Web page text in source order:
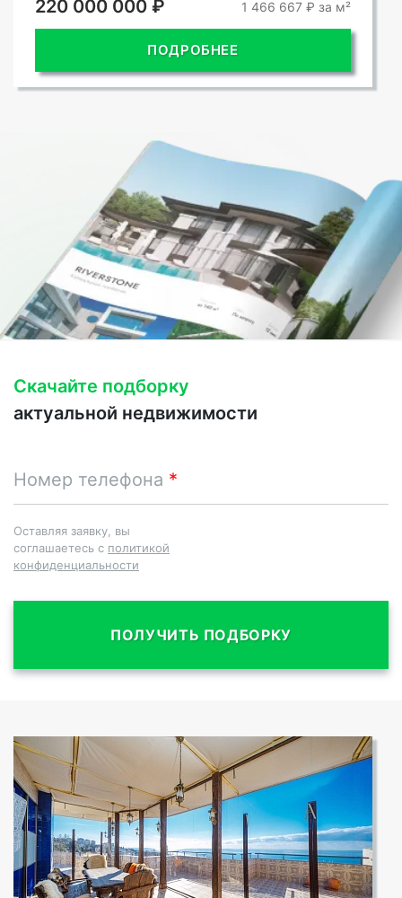
220 000 000 ₽ 1 466 667 ₽ за м²
ПОДРОБНЕЕ
Скачайте подборку
актуальной недвижимости
Номер телефона
Оставляя заявку, вы
соглашаетесь с политикой
конфиденциальности
ПОЛУЧИТЬ ПОДБОРКУ